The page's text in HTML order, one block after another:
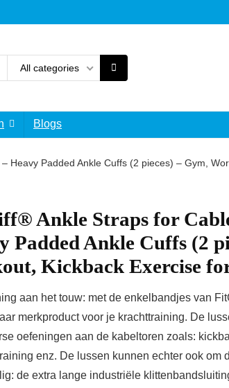
All categories
Blogs
Heavy Padded Ankle Cuffs (2 pieces) – Gym,
Ankle Straps for
Padded Ankle Cuffs (2
Kickback Exercise
aan het touw: met de enkelbandjes van
merkproduct voor je krachttraining. De
oefeningen aan de kabeltoren zoals:
enz. De lussen kunnen echter ook om
de extra lange industriële